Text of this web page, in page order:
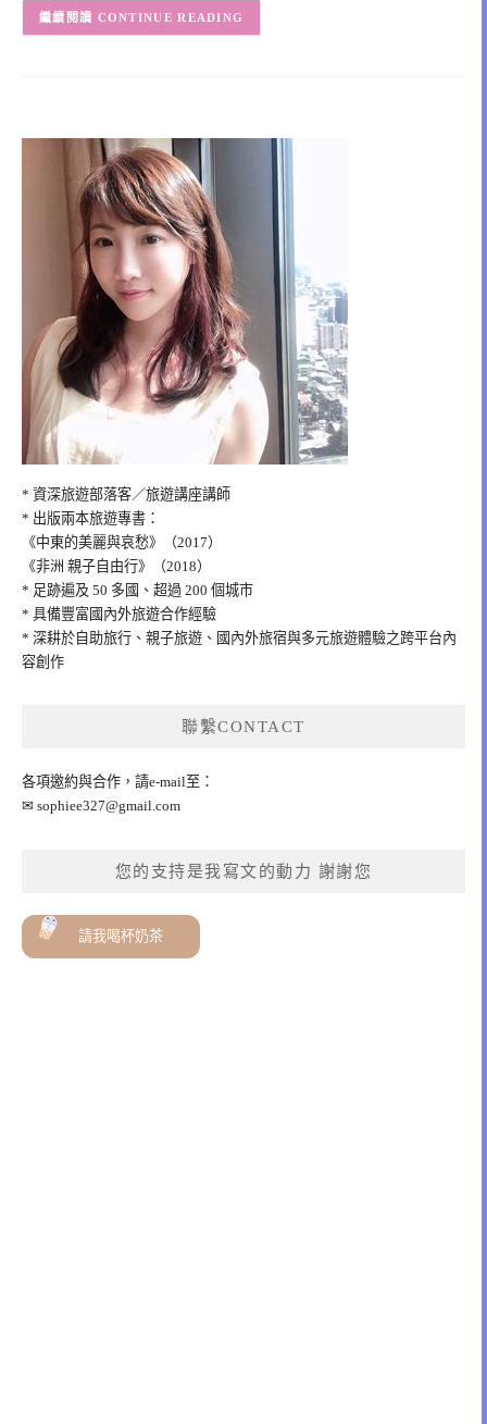
CONTINUE READING
* 資深旅遊部落客／旅遊講座講師
* 出版兩本旅遊專書：
《中東的美麗與哀愁》（2017）
《非洲 親子自由行》（2018）
* 足跡遍及 50 多國、超過 200 個城市
* 具備豐富國內外旅遊合作經驗
* 深耕於自助旅行、親子旅遊、國內外旅宿與多元旅遊體驗之跨平台內
容創作
聯繫CONTACT
各項邀約與合作，請e-mail至：
✉ sophiee327@gmail.com
您的支持是我寫文的動力 謝謝您
請我喝杯奶茶